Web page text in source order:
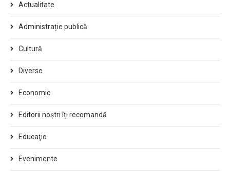
Actualitate
Administrație publică
Cultură
Diverse
Economic
Editorii noștri îți recomandă
Educaţie
Evenimente